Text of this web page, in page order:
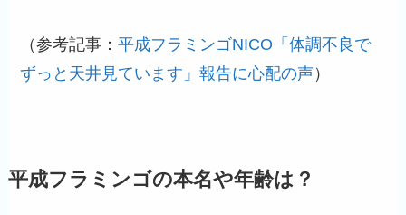
（参考記事：平成フラミンゴNICO「体調不良で
ずっと天井見ています」報告に心配の声）
平成フラミンゴの本名や年齢は？